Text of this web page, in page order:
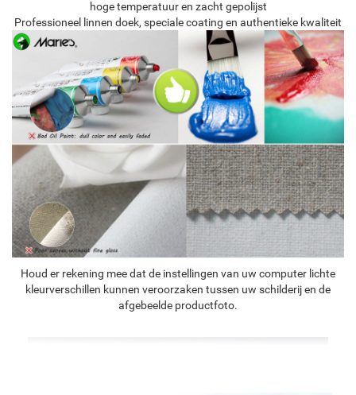
hoge temperatuur en zacht gepolijst
Professioneel linnen doek, speciale coating en authentieke kwaliteit
Houd er rekening mee dat de instellingen van uw computer lichte
kleurverschillen kunnen veroorzaken tussen uw schilderij en de
afgebeelde productfoto.